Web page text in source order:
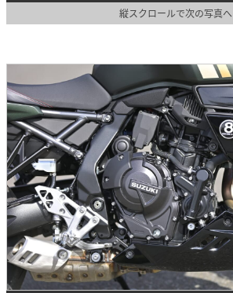
縦スクロールで次の写真へ